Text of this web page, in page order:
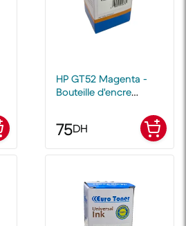
HP GT52 Magenta -
Bouteille d'encre
75DH